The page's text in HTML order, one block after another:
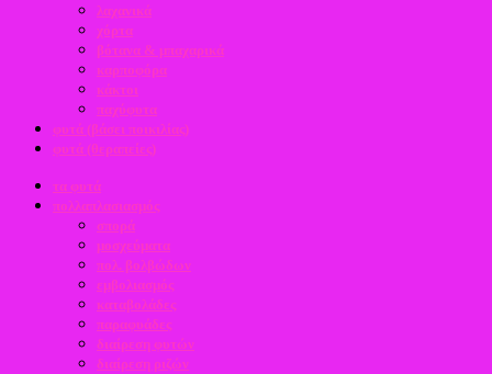
λαχανικά
χόρτα
βότανα & μπαχαρικά
καρποφόρα
κάκτοι
παχύφυτα
φυτά (βάσει ποικιλίας)
φυτά (θεραπείες)
τα φυτά
πολλαπλασιασμός
σπορά
μοσχεύματα
πολ. βολβώδων
εμβολιασμός
καταβολάδες
παραφυάδες
διαίρεση φυτών
διαίρεση ριζών